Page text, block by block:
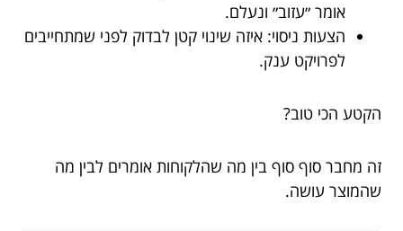
אומר ״עזוב״ ונעלם.
הצעות ניסוי: איזה שינוי קטן לבדוק לפני שמתחייבים
לפרויקט ענק.
הקטע הכי טוב?
זה מחבר סוף סוף בין מה שהלקוחות אומרים לבין מה
שהמוצר עושה.